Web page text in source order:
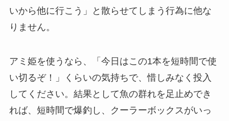
いから他に行こう」と散らせてしまう行為に他な
りません。
アミ姫を使うなら、「今日はこの1本を短時間で使
い切るぞ！」くらいの気持ちで、惜しみなく投入
してください。結果として魚の群れを足止めでき
れば、短時間で爆釣し、クーラーボックスがいっ